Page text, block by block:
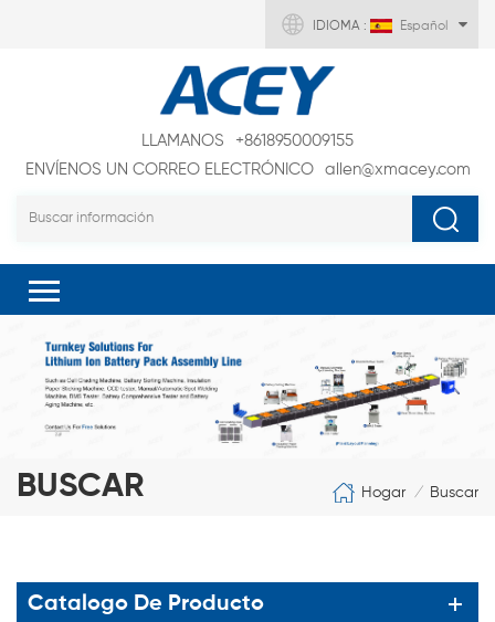
IDIOMA : Español
LLAMANOS
+8618950009155
ENVÍENOS UN CORREO ELECTRÓNICO
allen@xmacey.com
BUSCAR Hogar / Buscar
Catalogo De Producto